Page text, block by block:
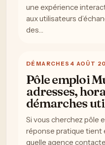
une expérience
aux utilisateurs
des…
DÉMARCHES 4 AOÛT
Pôle emploi
adresses,
démarches
Si vous cherchez pôle
réponse pratique tient
quelle agence